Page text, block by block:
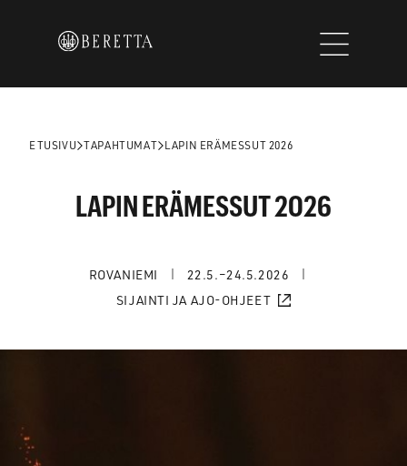
ETUSIVU TAPAHTUMAT LAPIN ERÄMESSUT 2026
LAPIN ERÄMESSUT 2026
ROVANIEMI
22.5.–24.5.2026
SIJAINTI JA AJO-OHJEET